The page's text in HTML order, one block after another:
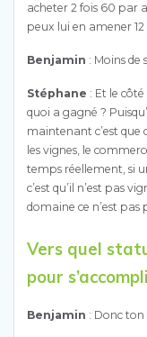
acheter 2 fois 60 par
peux lui en amener
Benjamin : Moins de
Stéphane : Et le
quoi a gagné ?
maintenant c’est que
les vignes, le
temps réellement, si
c’est qu’il n’est pas
domaine ce n’est pas
Vers quel
pour
Benjamin : Donc